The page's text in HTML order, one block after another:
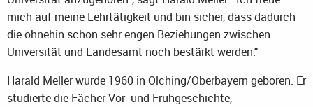
mich auf meine Lehrtätigkeit und bin sicher, dass dadurch
die ohnehin schon sehr engen Beziehungen zwischen
Universität und Landesamt noch bestärkt werden."
Harald Meller wurde 1960 in Olching/Oberbayern geboren. Er
studierte die Fächer Vor- und Frühgeschichte,